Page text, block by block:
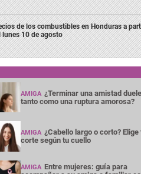
de los combustibles en Honduras a
lunes 10 de agosto
AMIGA ¿Terminar una amistad duele
tanto como una ruptura amorosa?
AMIGA ¿Cabello largo o corto? Elige
corte según tu cuello
AMIGA Entre mujeres: guía para